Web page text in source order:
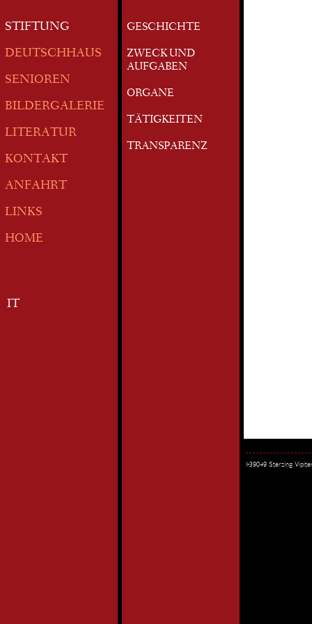
STIFTUNG
DEUTSCHHAUS
SENIOREN
BILDERGALERIE
LITERATUR
KONTAKT
ANFAHRT
LINKS
HOME
IT
GESCHICHTE
ZWECK UND
AUFGABEN
ORGANE
TÄTIGKEITEN
TRANSPARENZ
I-39049 Sterzing